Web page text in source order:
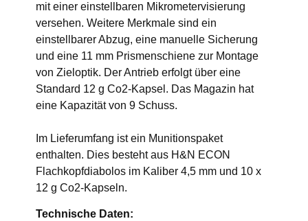
mit einer einstellbaren Mikrometervisierung
versehen. Weitere Merkmale sind ein
einstellbarer Abzug, eine manuelle Sicherung
und eine 11 mm Prismenschiene zur Montage
von Zieloptik. Der Antrieb erfolgt über eine
Standard 12 g Co2-Kapsel. Das Magazin hat
eine Kapazität von 9 Schuss.
Im Lieferumfang ist ein Munitionspaket
enthalten. Dies besteht aus H&N ECON
Flachkopfdiabolos im Kaliber 4,5 mm und 10 x
12 g Co2-Kapseln.
Technische Daten: